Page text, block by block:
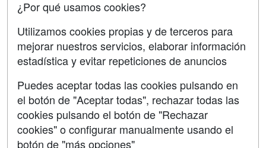
Copyleft
Grupo formazion:
¿Por qué usamos cookies?
Utilizamos cookies propias y de terceros para
mejorar nuestros servicios, elaborar información
estadística y evitar repeticiones de anuncios
Puedes aceptar todas las cookies pulsando en
el botón de "Aceptar todas", rechazar todas las
cookies pulsando el botón de "Rechazar
cookies" o configurar manualmente usando el
botón de "más opciones"